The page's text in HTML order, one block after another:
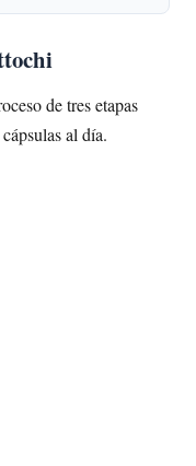
de tres etapas
al día.